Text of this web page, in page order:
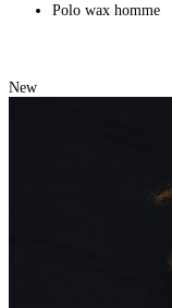
Polo wax homme
New